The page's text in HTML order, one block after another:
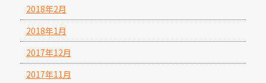
2018年2月
2018年1月
2017年12月
2017年11月